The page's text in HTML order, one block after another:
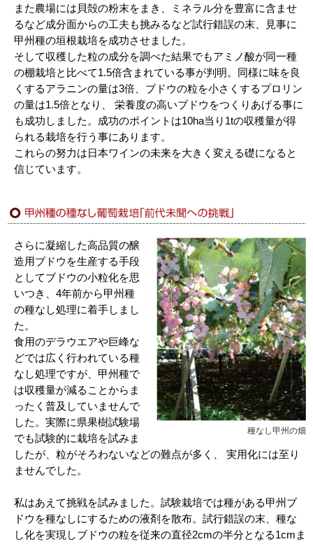
また農場には貝殻の粉末をまき、ミネラル分を豊富に含ませ
るなど成分面からの工夫も挑みるなど試行錯誤の末、見事に
甲州種の垣根栽培を成功させました。
そして収穫した粒の成分を調べた結果でもアミノ酸が同一種
の棚栽培と比べて1.5倍含まれている事が判明。同様に味を良
くするアラニンの量は3倍、ブドウの粒を小さくするプロリン
の量は1.5倍となり、 栄養度の高いブドウをつくりあげる事に
も成功しました。成功のポイントは10ha当り1tの収穫量が得
られる栽培を行う事にあります。
これらの努力は日本ワインの未来を大きく変える礎になると
信じています。
種なし甲州の畑
さらに凝縮した高品質の醸
造用ブドウを生産する手段
としてブドウの小粒化を思
いつき、4年前から甲州種
の種なし処理に着手しまし
た。
食用のデラウエアや巨峰な
どでは広く行われている種
なし処理ですが、甲州種で
は収穫量が減ることからま
ったく普及していませんで
した。実際に県果樹試験場
でも試験的に栽培を試みま
したが、粒がそろわないなどの難点が多く、 実用化には至り
ませんでした。
私はあえて挑戦を試みました。試験栽培では種がある甲州ブ
ドウを種なしにするための液剤を散布。試行錯誤の末、種な
し化を実現しブドウの粒を従来の直径2cmの半分となる1cmま